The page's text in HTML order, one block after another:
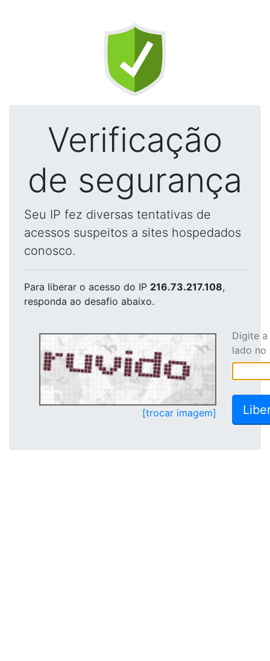
Verificação
de segurança
Seu IP fez diversas tentativas de
acessos suspeitos a sites hospedados
conosco.
Para liberar o acesso do IP 216.73.217.108,
responda ao desafio abaixo.
[trocar imagem]
Digite
lado no